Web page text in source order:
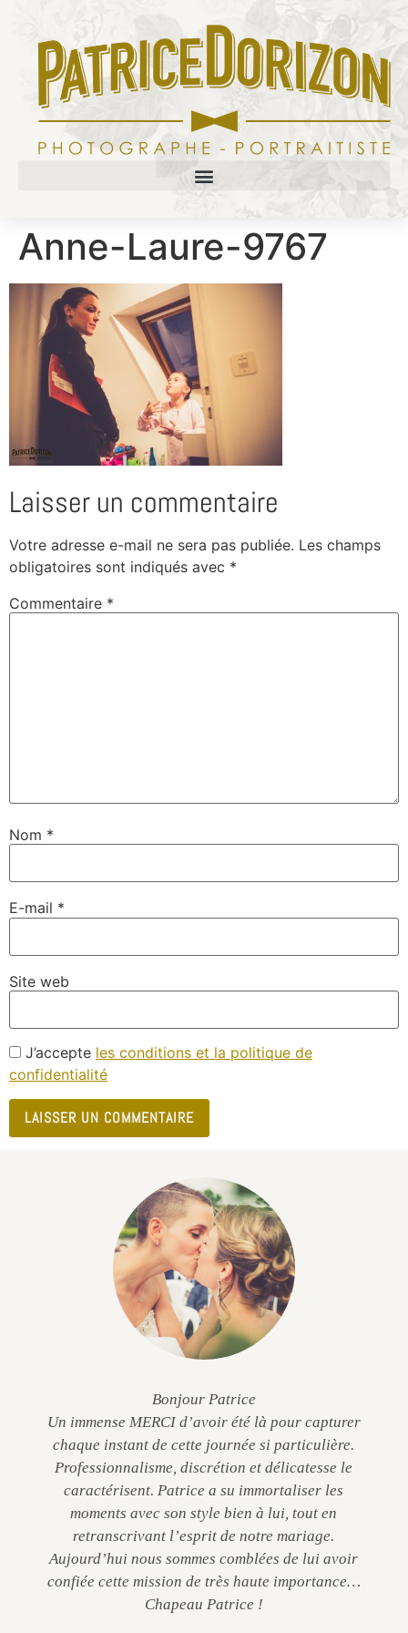
Anne-Laure-9767
Laisser un commentaire
Votre adresse e-mail ne sera pas publiée. Les champs
obligatoires sont indiqués avec *
Commentaire *
Nom *
E-mail *
Site web
J’accepte les conditions et la politique de
confidentialité
Bonjour Patrice
Un immense MERCI d’avoir été là pour capturer
chaque instant de cette journée si particulière.
Professionnalisme, discrétion et délicatesse le
caractérisent. Patrice a su immortaliser les
moments avec son style bien à lui, tout en
retranscrivant l’esprit de notre mariage.
Aujourd’hui nous sommes comblées de lui avoir
confiée cette mission de très haute importance…
Chapeau Patrice !